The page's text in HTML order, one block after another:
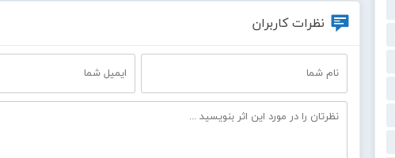
نظرات کاربران